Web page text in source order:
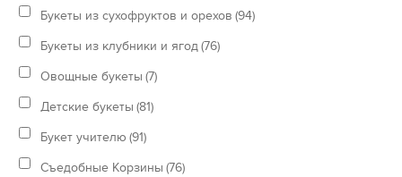
Букеты из сухофруктов и орехов (94)
Букеты из клубники и ягод(76)
Овощные букеты (7)
Детские букеты (81)
Букет учителю (91)
Съедобные Корзины (76)